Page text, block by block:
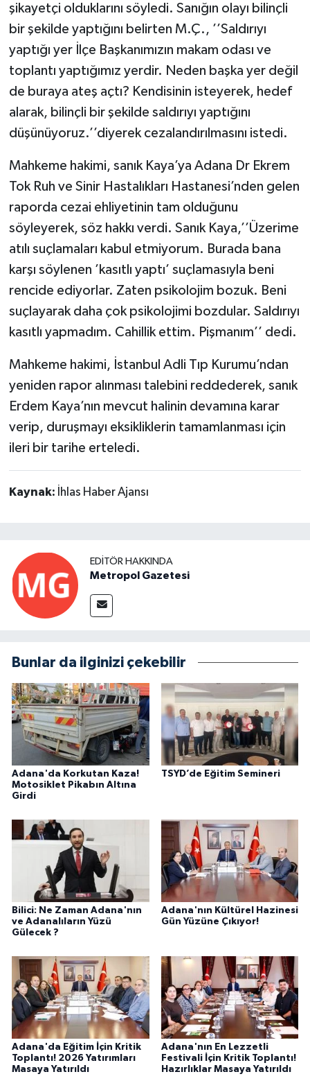
şikayetçi olduklarını söyledi. Sanığın olayı bilinçli
bir şekilde yaptığını belirten M.Ç., ’’Saldırıyı
yaptığı yer İlçe Başkanımızın makam odası ve
toplantı yaptığımız yerdir. Neden başka yer değil
de buraya ateş açtı? Kendisinin isteyerek, hedef
alarak, bilinçli bir şekilde saldırıyı yaptığını
düşünüyoruz.’’diyerek cezalandırılmasını istedi.
Mahkeme hakimi, sanık Kaya’ya Adana Dr Ekrem
Tok Ruh ve Sinir Hastalıkları Hastanesi’nden gelen
raporda cezai ehliyetinin tam olduğunu
söyleyerek, söz hakkı verdi. Sanık Kaya,’’Üzerime
atılı suçlamaları kabul etmiyorum. Burada bana
karşı söylenen ’kasıtlı yaptı’ suçlamasıyla beni
rencide ediyorlar. Zaten psikolojim bozuk. Beni
suçlayarak daha çok psikolojimi bozdular. Saldırıyı
kasıtlı yapmadım. Cahillik ettim. Pişmanım’’ dedi.
Mahkeme hakimi, İstanbul Adli Tıp Kurumu’ndan
yeniden rapor alınması talebini reddederek, sanık
Erdem Kaya’nın mevcut halinin devamına karar
verip, duruşmayı eksikliklerin tamamlanması için
ileri bir tarihe erteledi.
Kaynak: İhlas Haber Ajansı
EDITÖR HAKKINDA
Metropol Gazetesi
Bunlar da ilginizi çekebilir
Adana'da Korkutan Kaza!
Motosiklet Pikabın Altına
Girdi
TSYD’de Eğitim Semineri
Bilici: Ne Zaman Adana'nın
ve Adanalıların Yüzü
Gülecek ?
Adana'nın Kültürel Hazinesi
Gün Yüzüne Çıkıyor!
Adana'da Eğitim İçin Kritik
Toplantı! 2026 Yatırımları
Masaya Yatırıldı
Adana'nın En Lezzetli
Festivali İçin Kritik Toplantı!
Hazırlıklar Masaya Yatırıldı